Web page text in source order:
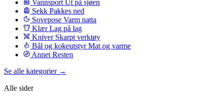
Vannsport Ut på sjøen
Sekk Pakkes ned
Sovepose Varm natta
Klær Lag på lag
Kniver Skarpt verktøy
Bål og kokeutstyr Mat og varme
Annet Resten
Se alle kategorier →
Alle sider